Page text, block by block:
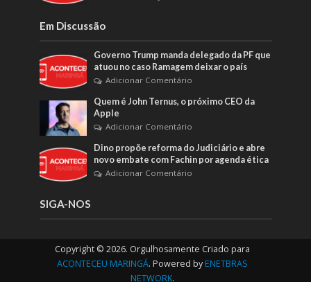
Em Discussão
Governo Trump manda delegado da PF que
atuou no caso Ramagem deixar o país
Adicionar Comentário
Quem é John Ternus, o próximo CEO da
Apple
Adicionar Comentário
Dino propõe reforma do Judiciário e abre
novo embate com Fachin por agenda ética
Adicionar Comentário
SIGA-NOS
Copyright © 2026. Orgulhosamente Criado para
ACONTECEU MARINGÁ. Powered by ENETBRAS
NETWORK.